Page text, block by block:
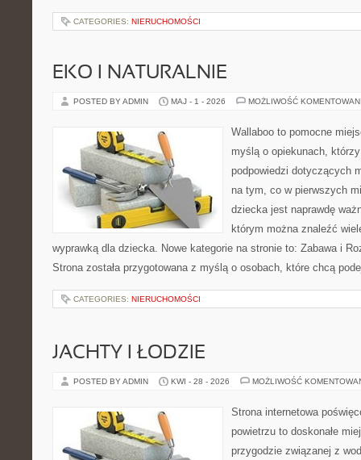
CATEGORIES: NIERUCHOMOŚCI
EKO I NATURALNIE
POSTED BY ADMIN MAJ - 1 - 2026 MOŻLIWOŚĆ
Wallaboo to pomocne
myślą o opiekunach,
podpowiedzi dotyczących
na tym, co w pierwszych
dziecka jest naprawdę
którym można znaleźć
wyprawką dla dziecka. Nowe kategorie na stronie to: Zabawa i
Strona została przygotowana z myślą o osobach, które chcą
CATEGORIES: NIERUCHOMOŚCI
JACHTY I ŁODZIE
POSTED BY ADMIN KWI - 28 - 2026 MOŻLIWOŚĆ
Strona internetowa
powietrzu to doskonałe
przygodzie związanej z